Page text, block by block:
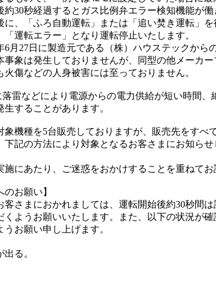
30秒経過するとガス比例弁エラー検知機能が働
に、「ふろ自動運転」または「追い焚き運転」
運転エラー」となり運転停止いたします。
月27日に製造元である（株）ハウステックから
象は発生しておりませんが、同型の他メーカ
傷などの人身被害には至っておりません。
雷などにより電源からの電力供給が短い時間
することがあります。
機種を5台販売しておりますが、販売先をすべ
記の方法により対象となるお客さまにお知ら
にあたり、ご迷惑をおかけすることを重ねてお
お願い】
さまにおかれましては、運転開始後約30秒間
ようお願いいたします。また、以下の状況が
お願い申し上げます。
る。